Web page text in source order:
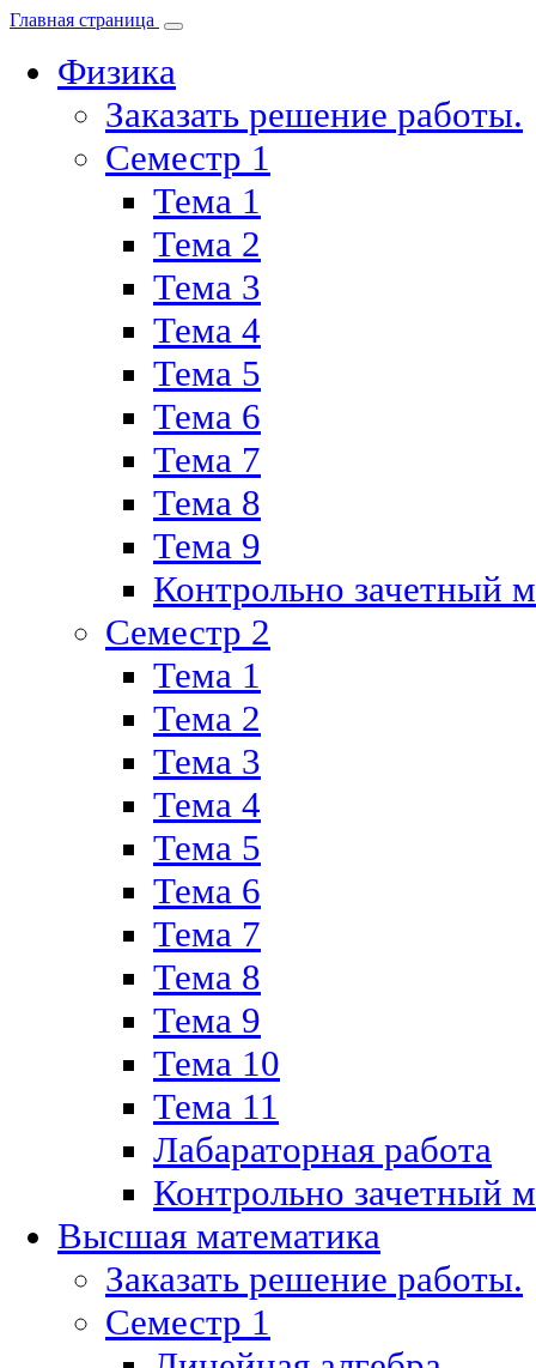
Главная страница
Физика
Заказать решение работы.
Семестр 1
Тема 1
Тема 2
Тема 3
Тема 4
Тема 5
Тема 6
Тема 7
Тема 8
Тема 9
Контрольно зачетный
Семестр 2
Тема 1
Тема 2
Тема 3
Тема 4
Тема 5
Тема 6
Тема 7
Тема 8
Тема 9
Тема 10
Тема 11
Лабараторная работа
Контрольно зачетный
Высшая математика
Заказать решение работы.
Семестр 1